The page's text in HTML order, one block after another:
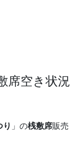
席空き状況
り 」の桟敷席販売